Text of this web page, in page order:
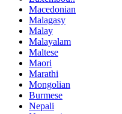
Macedonian
Malagasy
Malay
Malayalam
Maltese
Maori
Marathi
Mongolian
Burmese
Nepali